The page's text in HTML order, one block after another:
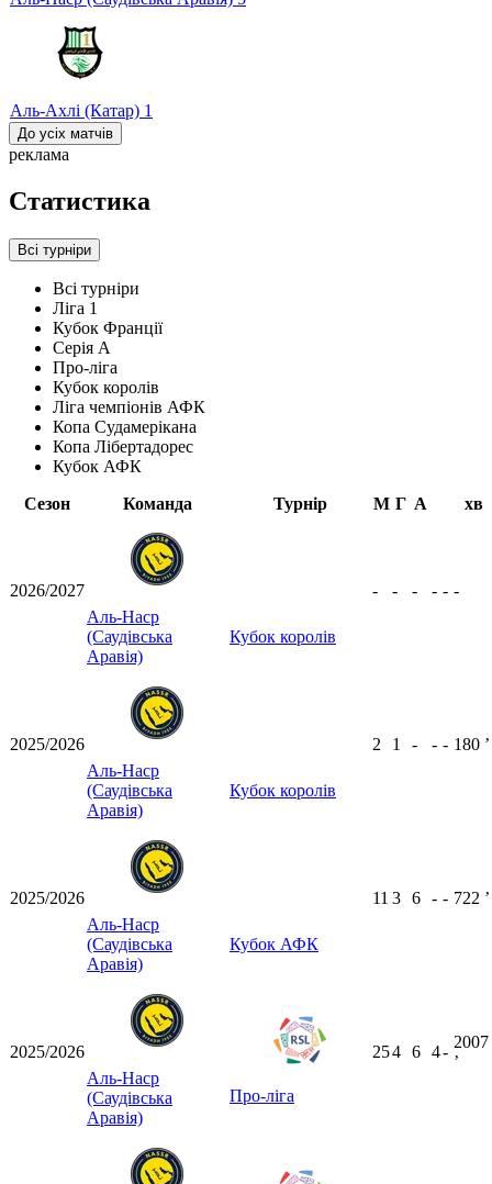
Аль-Ахлі (Катар) 1
До усіх матчів
реклама
Статистика
Всі турніри
Всі турніри
Ліга 1
Кубок Франції
Серія А
Про-ліга
Кубок королів
Ліга чемпіонів АФК
Копа Судамерікана
Копа Лібертадорес
Кубок АФК
Сезон
Команда Турнір М Г А хв
2026/2027
Аль-Наср
(Саудівська
Аравія)
Кубок королів
- - - - - -
2025/2026
Аль-Наср
(Саудівська
Аравія)
Кубок королів
2 1 - - - 180 ʼ
2025/2026
Аль-Наср
(Саудівська
Аравія)
Кубок АФК
11 3 6 - - 722 ʼ
2025/2026
Аль-Наср
(Саудівська
Аравія)
Про-ліга
254 6 4-
2007
ʼ